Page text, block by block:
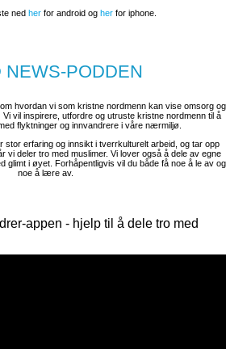
ned her for android og her for iphone.
NEWS-PODDEN
hvordan vi som kristne nordmenn kan vise omsorg og
vil inspirere, utfordre og utruste kristne nordmenn til å
flyktninger og innvandrere i våre nærmiljø.
stor erfaring og innsikt i tverrkulturelt arbeid, og tar opp
vi deler tro med muslimer. Vi lover også å dele av egne
glimt i øyet. Forhåpentligvis vil du både få noe å le av og
noe å lære av.
appen - hjelp til å dele tro med